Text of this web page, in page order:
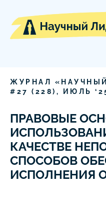
ЖУРНАЛ
# 27 ( 228), ИЮЛЬ ‘
ПРАВОВЫЕ
КАЧЕСТВЕ
СПОСОБОВ
ИСПОЛНЕНИЯ